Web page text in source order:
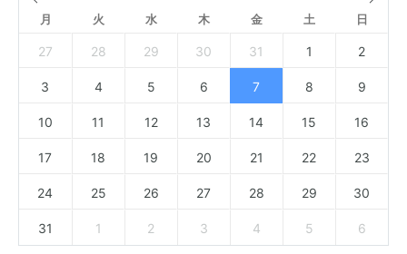
月 火 水 木 金 土 日
27 28 29 30 31 1 2
3 4 5 6 7 8 9
10 11 12 13 14 15 16
17 18 19 20 21 22 23
24 25 26 27 28 29 30
31 1 2 3 4 5 6